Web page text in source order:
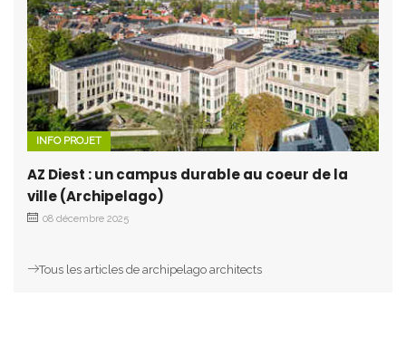
INFO PROJET
AZ Diest : un campus durable au coeur de la
ville (Archipelago)
08 décembre 2025
Tous les articles de archipelago architects